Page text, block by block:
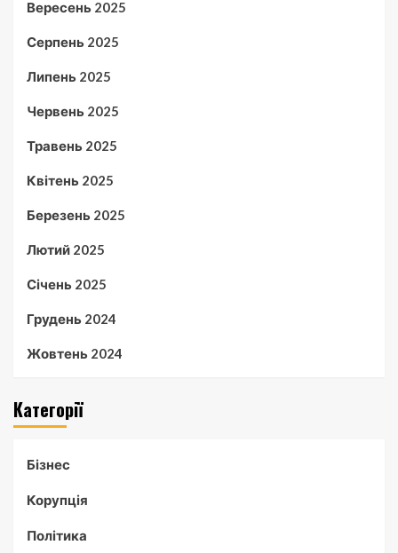
Вересень 2025
Серпень 2025
Липень 2025
Червень 2025
Травень 2025
Квітень 2025
Березень 2025
Лютий 2025
Січень 2025
Грудень 2024
Жовтень 2024
Категорії
Бізнес
Корупція
Політика